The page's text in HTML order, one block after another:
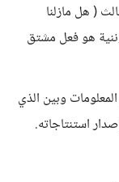
( هل مازلنا
هو فعل مشتق
وبين الذي
استنتاجاته.